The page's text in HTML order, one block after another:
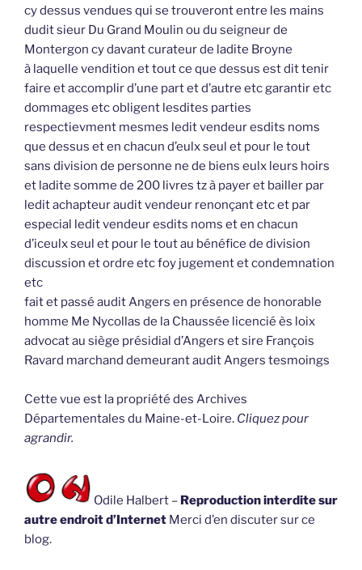
cy dessus vendues qui se trouveront entre les mains
dudit sieur Du Grand Moulin ou du seigneur de
Montergon cy davant curateur de ladite Broyne
à laquelle vendition et tout ce que dessus est dit tenir
faire et accomplir d’une part et d’autre etc garantir etc
dommages etc obligent lesdites parties
respectievment mesmes ledit vendeur esdits noms
que dessus et en chacun d’eulx seul et pour le tout
sans division de personne ne de biens eulx leurs hoirs
et ladite somme de 200 livres tz à payer et bailler par
ledit achapteur audit vendeur renonçant etc et par
especial ledit vendeur esdits noms et en chacun
d’iceulx seul et pour le tout au bénéfice de division
discussion et ordre etc foy jugement et condemnation
etc
fait et passé audit Angers en présence de honorable
homme Me Nycollas de la Chaussée licencié ès loix
advocat au siège présidial d’Angers et sire François
Ravard marchand demeurant audit Angers tesmoings
Cette vue est la propriété des Archives
Départementales du Maine-et-Loire. Cliquez pour
agrandir.
Odile Halbert – Reproduction interdite sur
autre endroit d’Internet Merci d’en discuter sur ce
blog.